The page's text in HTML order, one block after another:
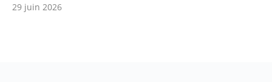
29 juin 2026